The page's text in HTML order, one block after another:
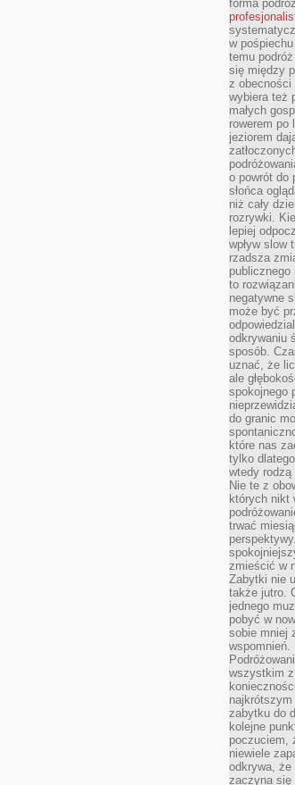
forma
w
temu
się między
z obecności
wybiera też
małych
rowerem po
jeziorem
o powrót do
słońca
niż cały
rozrywki.
lepiej
wpływ slow
rzadsza
publicznego
to
negatywne
może być
odkrywaniu
sposób.
uznać, że
ale
spokojnego
do granic
które nas
tylko
wtedy
Nie te z
których nikt
trwać
zmieścić w
Zabytki nie
także jutro.
jednego
pobyć w
sobie mniej
wspomnień.
wszystkim
zabytku do
kolejne
poczuciem,
niewiele
odkrywa, że
zaczyna się